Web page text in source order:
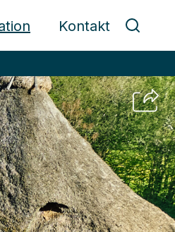
Kontakt